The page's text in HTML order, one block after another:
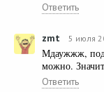
Ответить
zmt 5 июля
Мдаужжж, под
можно.
Ответить